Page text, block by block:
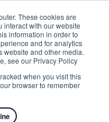
These cookies are
interact with our website
information in order to
and for analytics
website and other media.
see our Privacy Policy
when you visit this
browser to remember